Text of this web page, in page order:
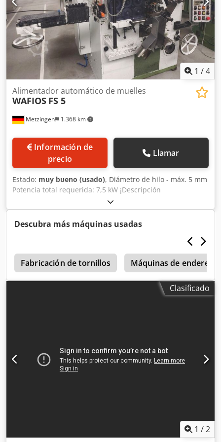
1 /4
Metzingen 1.368 km
Alimentador automático de muelles
WAFIOS FS 5
Información de
precio
Llamar
Estado: muy bueno (usado), Diámetro de hilo - máx. 5 mm
Potencia total requerida: 7,5 kW ¡Descripción
próximamente! Dwedsyr Si Hspfx Aivoa
Descubra más máquinas usadas
Fabricación de tornillos Máquinas de
Clasificado
1 /2